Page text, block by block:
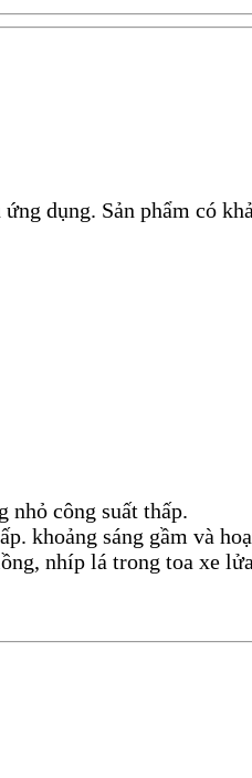
dụng. Sản phẩm có
nhỏ công suất thấp.
khoảng sáng gầm và
nhíp lá trong toa xe